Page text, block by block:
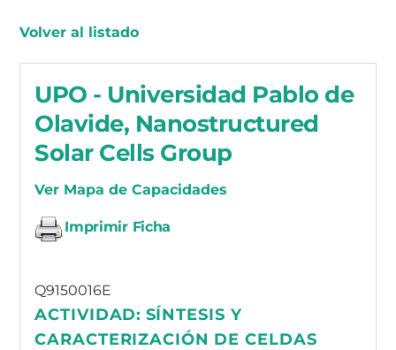
Volver al listado
UPO - Universidad Pablo de
Olavide, Nanostructured
Solar Cells Group
Ver Mapa de Capacidades
Imprimir Ficha
Q9150016E
ACTIVIDAD: SÍNTESIS Y
CARACTERIZACIÓN DE CELDAS